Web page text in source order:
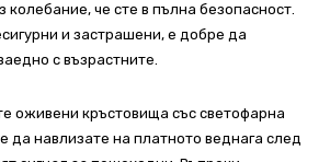
колебание, че сте в пълна безопасност.
и застрашени, е добре да
с възрастните.
оживени кръстовища със светофарна
да навлизате на платното веднага след